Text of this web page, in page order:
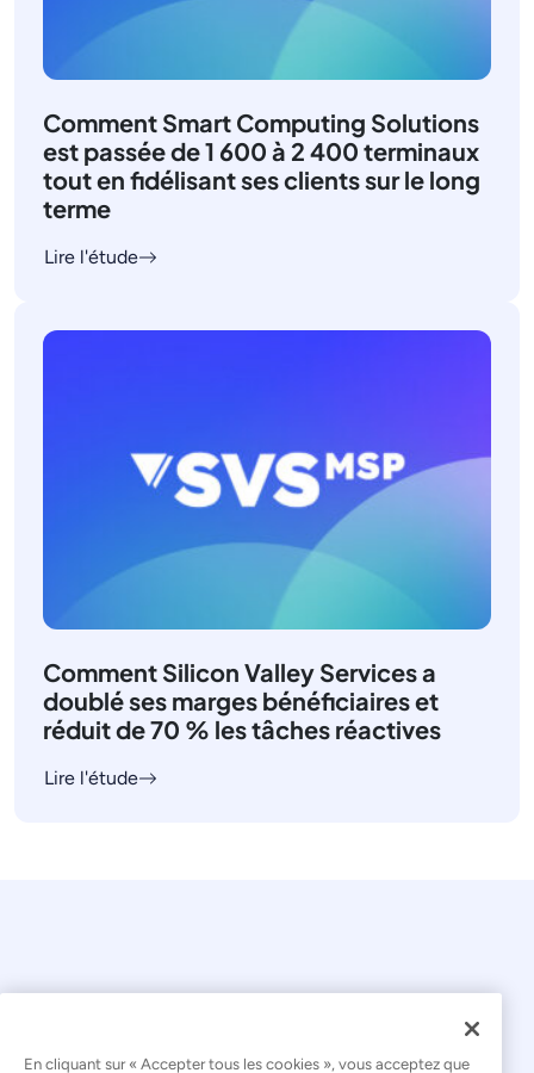
Comment Smart Computing Solutions
est passée de 1 600 à 2 400 terminaux
tout en fidélisant ses clients sur le long
terme
Lire l'étude
Comment Silicon Valley Services a
doublé ses marges bénéficiaires et
réduit de 70 % les tâches réactives
Lire l'étude
© 2026 Kaseya. Tous droits réservés.
En cliquant sur « Accepter tous les cookies », vous acceptez que